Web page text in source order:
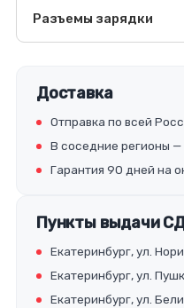
Разъемы зарядки
Доставка
Отправка по всей
В соседние регионы —
Гарантия 90 дней на
Пункты выдачи
Екатеринбург, ул.
Екатеринбург, ул.
Екатеринбург, ул.